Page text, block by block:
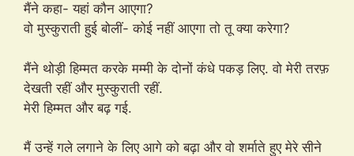
मैंने कहा- यहां कौन आएगा?
वो मुस्कुराती हुई बोलीं- कोई नहीं आएगा तो तू क्या करेगा?
मैंने थोड़ी हिम्मत करके मम्मी के दोनों कंधे पकड़ लिए. वो मेरी तरफ़
देखती रहीं और मुस्कुराती रहीं.
मेरी हिम्मत और बढ़ गई.
मैं उन्हें गले लगाने के लिए आगे को बढ़ा और वो शर्माते हुए मेरे सीने